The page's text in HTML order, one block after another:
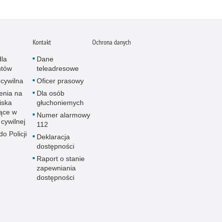
cywilna
na
w
cywilnej
Policji
Kontakt
Dane
teleadresowe
Oficer prasowy
Dla osób
głuchoniemych
Numer alarmowy
112
Deklaracja
dostępności
Raport o stanie
zapewniania
dostępności
Ochrona danych